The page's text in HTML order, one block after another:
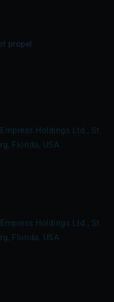
propel
Holdings Ltd., St.
Florida, USA
Holdings Ltd., St.
Florida, USA